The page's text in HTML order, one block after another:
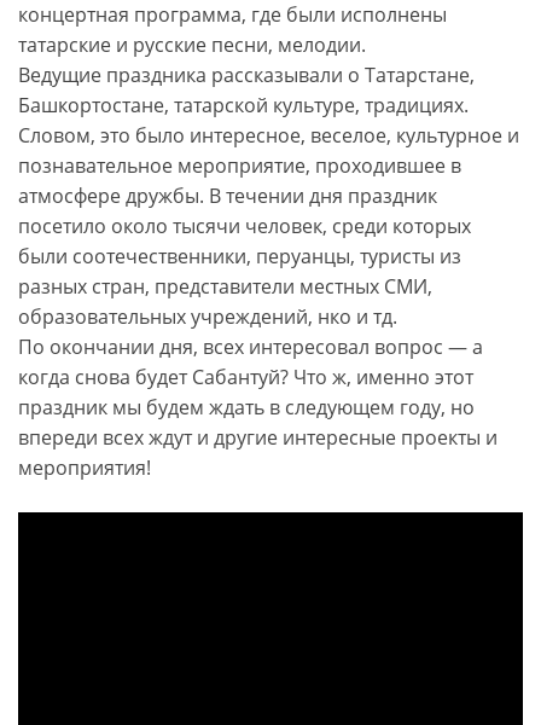
концертная программа, где были исполнены
татарские и русские песни, мелодии.
Ведущие праздника рассказывали о Татарстане,
Башкортостане, татарской культуре, традициях.
Словом, это было интересное, веселое, культурное и
познавательное мероприятие, проходившее в
атмосфере дружбы. В течении дня праздник
посетило около тысячи человек, среди которых
были соотечественники, перуанцы, туристы из
разных стран, представители местных СМИ,
образовательных учреждений, нко и тд.
По окончании дня, всех интересовал вопрос — а
когда снова будет Сабантуй? Что ж, именно этот
праздник мы будем ждать в следующем году, но
впереди всех ждут и другие интересные проекты и
мероприятия!